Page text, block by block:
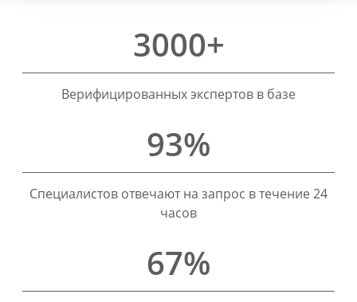
3000+
Верифицированных экспертов в базе
93%
Специалистов отвечают на запрос в течение 24
часов
67%